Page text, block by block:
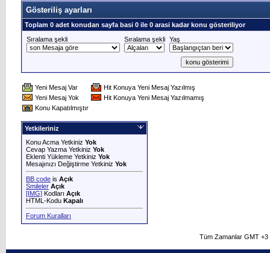
Gösteriliş ayarları
Toplam 0 adet konudan sayfa basi 0 ile 0 arasi kadar konu gösteriliyor
Sıralama şekli
Sıralama şekli Yaş
Yeni Mesaj Var
Hit Konuya Yeni Mesaj Yazılmış
Yeni Mesaj Yok
Hit Konuya Yeni Mesaj Yazılmamış
Konu Kapatılmıştır
Yetkileriniz
Konu Acma Yetkiniz Yok
Cevap Yazma Yetkiniz Yok
Eklenti Yükleme Yetkiniz Yok
Mesajınızı Değiştirme Yetkiniz Yok
BB code is Açık
Smileler Açık
[IMG] Kodları Açık
HTML-Kodu Kapalı
Forum Kuralları
Tüm Zamanlar GMT